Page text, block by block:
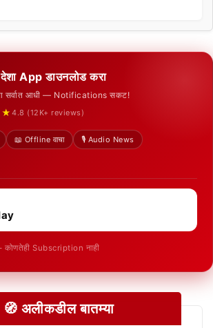
देशा App डाउनलोड करा
सर्वात आधी — Notifications सकट!
4.8 (12K+ reviews)
📖 Offline वाचा
🎙️ Audio News
कोणतेही Subscription नाही
🧭 अलीकडील बातम्या